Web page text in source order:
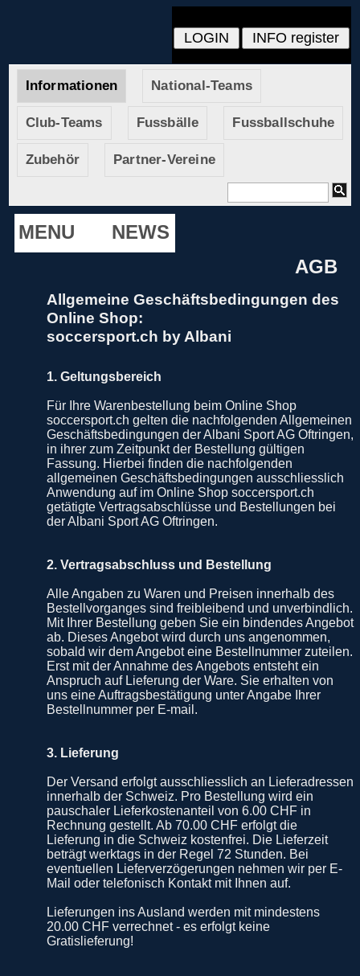
Informationen National-Teams
Club-Teams Fussbälle Fussballschuhe
Zubehör Partner-Vereine
MENU
NEWS
AGB
Allgemeine Geschäftsbedingungen des
Online Shop:
soccersport.ch by Albani
1. Geltungsbereich
Für Ihre Warenbestellung beim Online Shop
soccersport.ch gelten die nachfolgenden Allgemeinen
Geschäftsbedingungen der Albani Sport AG Oftringen,
in ihrer zum Zeitpunkt der Bestellung gültigen
Fassung. Hierbei finden die nachfolgenden
allgemeinen Geschäftsbedingungen ausschliesslich
Anwendung auf im Online Shop soccersport.ch
getätigte Vertragsabschlüsse und Bestellungen bei
der Albani Sport AG Oftringen.
2. Vertragsabschluss und Bestellung
Alle Angaben zu Waren und Preisen innerhalb des
Bestellvorganges sind freibleibend und unverbindlich.
Mit Ihrer Bestellung geben Sie ein bindendes Angebot
ab. Dieses Angebot wird durch uns angenommen,
sobald wir dem Angebot eine Bestellnummer zuteilen.
Erst mit der Annahme des Angebots entsteht ein
Anspruch auf Lieferung der Ware. Sie erhalten von
uns eine Auftragsbestätigung unter Angabe Ihrer
Bestellnummer per E-mail.
3. Lieferung
Der Versand erfolgt ausschliesslich an Lieferadressen
innerhalb der Schweiz. Pro Bestellung wird ein
pauschaler Lieferkostenanteil von 6.00 CHF in
Rechnung gestellt. Ab 70.00 CHF erfolgt die
Lieferung in die Schweiz kostenfrei. Die Lieferzeit
beträgt werktags in der Regel 72 Stunden. Bei
eventuellen Lieferverzögerungen nehmen wir per E-
Mail oder telefonisch Kontakt mit Ihnen auf.
Lieferungen ins Ausland werden mit mindestens
20.00 CHF verrechnet - es erfolgt keine
Gratislieferung!